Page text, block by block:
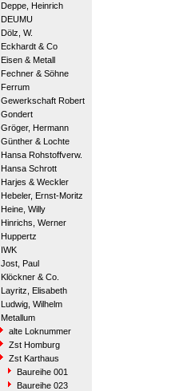
Deppe, Heinrich
DEUMU
Dölz, W.
Eckhardt & Co
Eisen & Metall
Fechner & Söhne
Ferrum
Gewerkschaft Robert
Gondert
Gröger, Hermann
Günther & Lochte
Hansa Rohstoffverw.
Hansa Schrott
Harjes & Weckler
Hebeler, Ernst-Moritz
Heine, Willy
Hinrichs, Werner
Huppertz
IWK
Jost, Paul
Klöckner & Co.
Layritz, Elisabeth
Ludwig, Wilhelm
Metallum
alte Loknummer
Zst Homburg
Zst Karthaus
Baureihe 001
Baureihe 023